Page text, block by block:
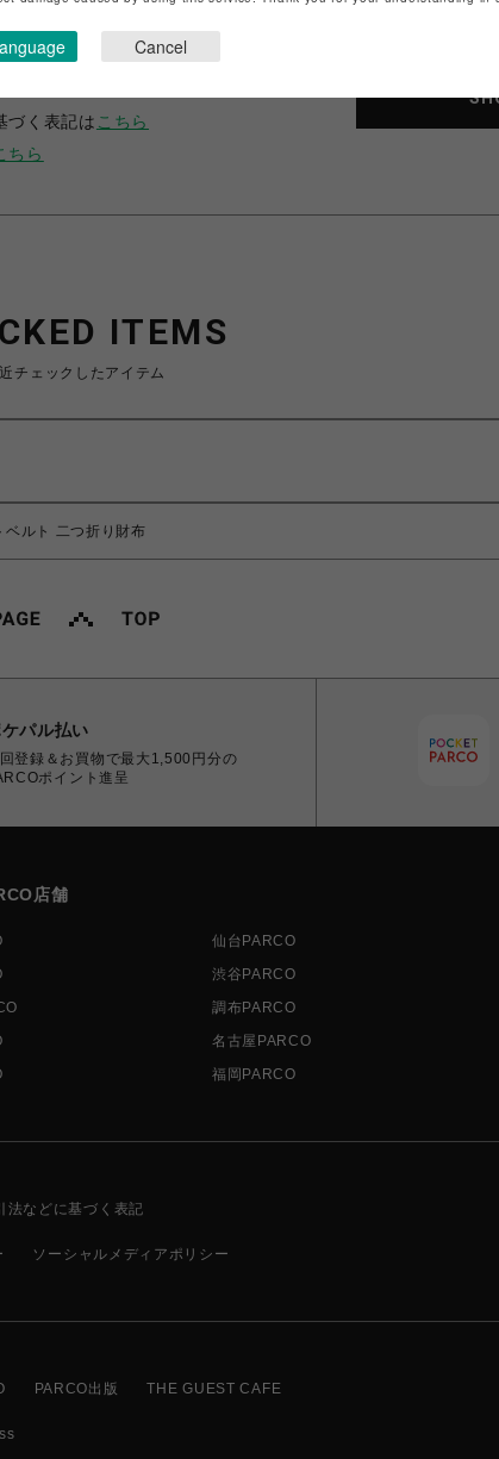
ガ＆サマンサタバサ プチチョイス
づく表記は こちら
ちら
ITEMS
チェックしたアイテム
ベルト 二つ折り財布
パル払い
登録＆お買物で最大1,500円分の
ポイント進呈
店舗
仙台PARCO
渋谷PARCO
調布PARCO
名古屋PARCO
福岡PARCO
法などに基づく表記
ソーシャルメディアポリシー
PARCO出版 THE GUEST CAFE
Cancel